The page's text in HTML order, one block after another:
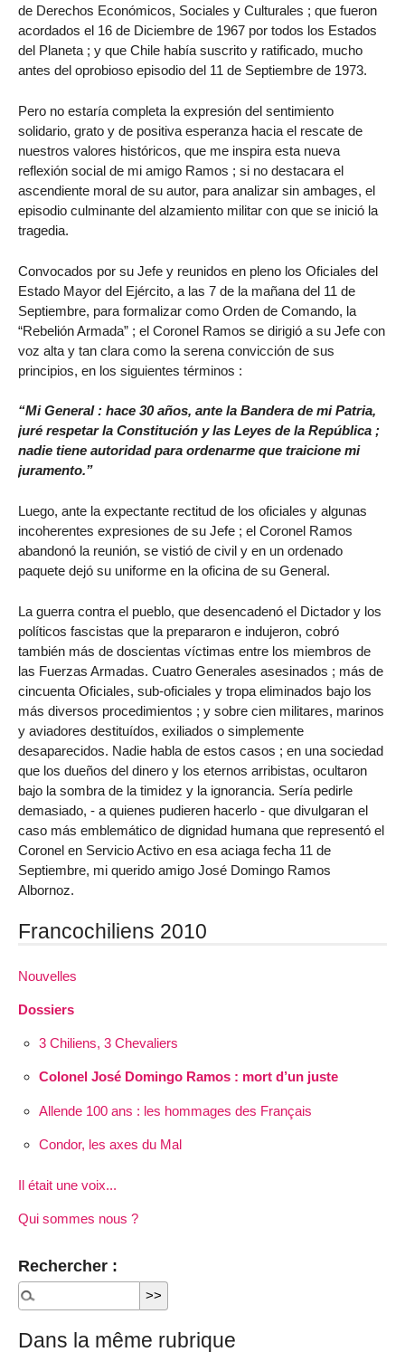
de Derechos Económicos, Sociales y Culturales ; que fueron
acordados el 16 de Diciembre de 1967 por todos los Estados
del Planeta ; y que Chile había suscrito y ratificado, mucho
antes del oprobioso episodio del 11 de Septiembre de 1973.
Pero no estaría completa la expresión del sentimiento
solidario, grato y de positiva esperanza hacia el rescate de
nuestros valores históricos, que me inspira esta nueva
reflexión social de mi amigo Ramos ; si no destacara el
ascendiente moral de su autor, para analizar sin ambages, el
episodio culminante del alzamiento militar con que se inició la
tragedia.
Convocados por su Jefe y reunidos en pleno los Oficiales del
Estado Mayor del Ejército, a las 7 de la mañana del 11 de
Septiembre, para formalizar como Orden de Comando, la
“Rebelión Armada” ; el Coronel Ramos se dirigió a su Jefe con
voz alta y tan clara como la serena convicción de sus
principios, en los siguientes términos :
“Mi General : hace 30 años, ante la Bandera de mi Patria,
juré respetar la Constitución y las Leyes de la República ;
nadie tiene autoridad para ordenarme que traicione mi
juramento.”
Luego, ante la expectante rectitud de los oficiales y algunas
incoherentes expresiones de su Jefe ; el Coronel Ramos
abandonó la reunión, se vistió de civil y en un ordenado
paquete dejó su uniforme en la oficina de su General.
La guerra contra el pueblo, que desencadenó el Dictador y los
políticos fascistas que la prepararon e indujeron, cobró
también más de doscientas víctimas entre los miembros de
las Fuerzas Armadas. Cuatro Generales asesinados ; más de
cincuenta Oficiales, sub-oficiales y tropa eliminados bajo los
más diversos procedimientos ; y sobre cien militares, marinos
y aviadores destituídos, exiliados o simplemente
desaparecidos. Nadie habla de estos casos ; en una sociedad
que los dueños del dinero y los eternos arribistas, ocultaron
bajo la sombra de la timidez y la ignorancia. Sería pedirle
demasiado, - a quienes pudieren hacerlo - que divulgaran el
caso más emblemático de dignidad humana que representó el
Coronel en Servicio Activo en esa aciaga fecha 11 de
Septiembre, mi querido amigo José Domingo Ramos
Albornoz.
Francochiliens 2010
Nouvelles
Dossiers
3 Chiliens, 3 Chevaliers
Colonel José Domingo Ramos : mort d’un juste
Allende 100 ans : les hommages des Français
Condor, les axes du Mal
Il était une voix...
Qui sommes nous ?
Rechercher :
Dans la même rubrique